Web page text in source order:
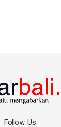
Follow Us: